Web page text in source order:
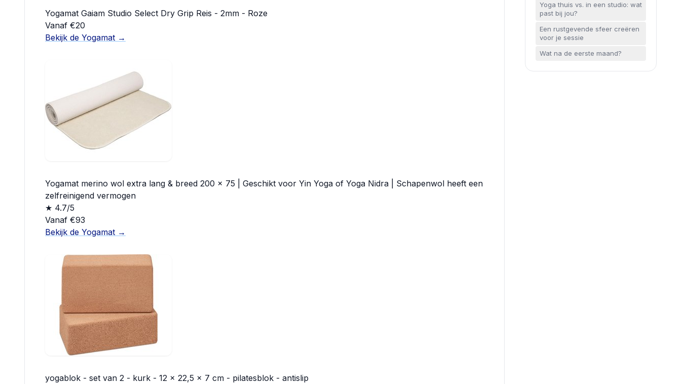
Yogamat Gaiam Studio Select Dry Grip Reis - 2mm - Roze
Vanaf €20
Bekijk de Yogamat →
Yogamat merino wol extra lang & breed 200 x 75 | Geschikt voor Yin Yoga of Yoga Nidra | Schapenwol heeft een
zelfreinigend vermogen
★ 4.7/5
Vanaf €93
Bekijk de Yogamat →
yogablok - set van 2 - kurk - 12 x 22,5 x 7 cm - pilatesblok - antislip
Yoga thuis vs. in een studio: wat
past bij jou?
Een rustgevende sfeer creëren
voor je sessie
Wat na de eerste maand?